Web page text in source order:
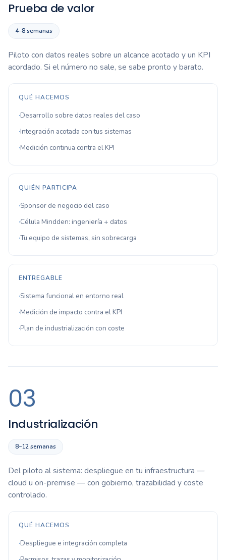
Prueba de valor
4–8 semanas
Piloto con datos reales sobre un alcance acotado y un KPI
acordado. Si el número no sale, se sabe pronto y barato.
QUÉ HACEMOS
Desarrollo sobre datos reales del caso
Integración acotada con tus sistemas
Medición continua contra el KPI
QUIÉN PARTICIPA
Sponsor de negocio del caso
Célula Mindden: ingeniería + datos
Tu equipo de sistemas, sin sobrecarga
ENTREGABLE
Sistema funcional en entorno real
Medición de impacto contra el KPI
Plan de industrialización con coste
03
Industrialización
8–12 semanas
Del piloto al sistema: despliegue en tu infraestructura —
cloud u on-premise — con gobierno, trazabilidad y coste
controlado.
QUÉ HACEMOS
Despliegue e integración completa